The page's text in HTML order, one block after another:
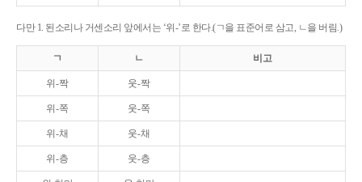
다만 1. 된소리나 거센소리 앞에서는 ‘위-’로 한다.(ㄱ을 표준어로 삼고, ㄴ을 버림.)
ㄱ ㄴ 비고
위-짝 웃-짝
위-쪽 웃-쪽
위-채 웃-채
위-층 웃-층